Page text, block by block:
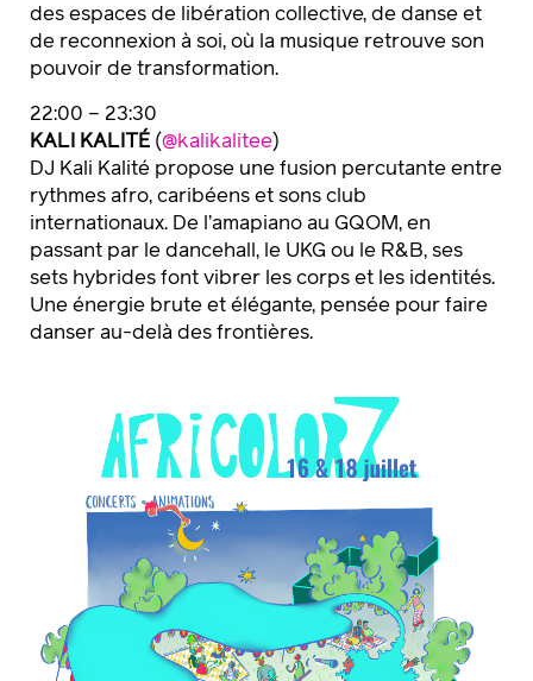
des espaces de libération collective, de danse et
de reconnexion à soi, où la musique retrouve son
pouvoir de transformation.
22:00 – 23:30
KALI KALITÉ (@kalikalitee)
DJ Kali Kalité propose une fusion percutante entre
rythmes afro, caribéens et sons club
internationaux. De l’amapiano au GQOM, en
passant par le dancehall, le UKG ou le R&B, ses
sets hybrides font vibrer les corps et les identités.
Une énergie brute et élégante, pensée pour faire
danser au-delà des frontières.